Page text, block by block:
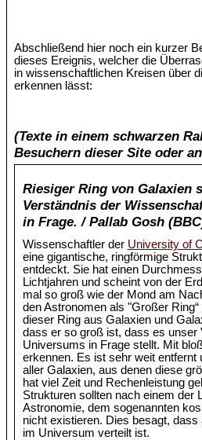
Abschließend hier noch ein kurzer
dieses Ereignis, welcher die
in wissenschaftlichen Kreisen über
erkennen lässt:
(Texte in einem schwarzen
Besuchern dieser Site oder
Riesiger Ring von Galaxien
Verständnis der
in Frage. / Pallab Gosh
Wissenschaftler der University of
eine gigantische, ringförmige
entdeckt. Sie hat einen
Lichtjahren und scheint von der
mal so groß wie der Mond am
den Astronomen als "Großer
dieser Ring aus Galaxien und
dass er so groß ist, dass es unser
Universums in Frage stellt. Mit
erkennen. Es ist sehr weit entfernt
aller Galaxien, aus denen diese
hat viel Zeit und Rechenleistung
Strukturen sollten nach einem der
Astronomie, dem sogenannten
nicht existieren. Dies besagt,
im Universum verteilt ist.